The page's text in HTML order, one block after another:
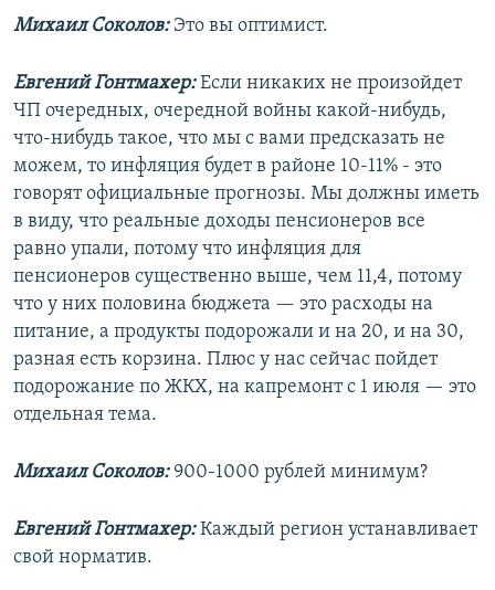
Михаил Соколов:Это вы оптимист.
Евгений Гонтмахер:Если никаких не произойдет
ЧП очередных, очередной войны какой-нибудь,
что-нибудь такое, что мы с вами предсказать не
можем, то инфляция будет в районе 10-11% - это
говорят официальные прогнозы. Мы должны иметь
в виду, что реальные доходы пенсионеров все
равно упали, потому что инфляция для
пенсионеров существенно выше, чем 11,4, потому
что у них половина бюджета — это расходы на
питание, а продукты подорожали и на 20, и на 30,
разная есть корзина. Плюс у нас сейчас пойдет
подорожание по ЖКХ, на капремонт с 1 июля — это
отдельная тема.
Михаил Соколов:900-1000 рублей минимум?
Евгений Гонтмахер:Каждый регион устанавливает
свой норматив.